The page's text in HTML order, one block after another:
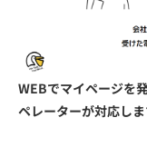
WEBでマイページを
ペレーターが対応しま